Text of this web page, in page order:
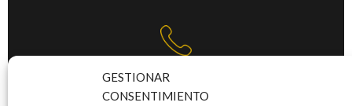
GESTIONAR
CONSENTIMIENTO
TFNO:+34 922 253 684